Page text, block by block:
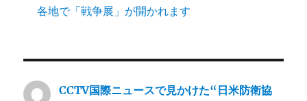
各地で「戦争展」が開かれます
CCTV国際ニュースで見かけた“日米防衛協